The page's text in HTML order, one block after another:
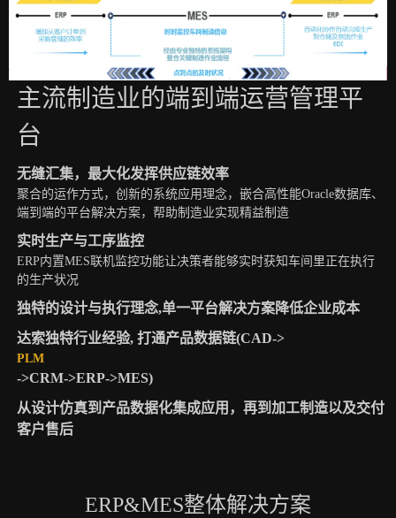
主流制造业的端到端运营管理平
台
无缝汇集，最大化发挥供应链效率
聚合的运作方式，创新的系统应用理念，嵌合高性能Oracle数据库、
端到端的平台解决方案，帮助制造业实现精益制造
实时生产与工序监控
ERP内置MES联机监控功能让决策者能够实时获知车间里正在执行
的生产状况
独特的设计与执行理念,单一平台解决方案降低企业成本
达索独特行业经验, 打通产品数据链(CAD->
PLM
->CRM->ERP->MES)
从设计仿真到产品数据化集成应用，再到加工制造以及交付
客户售后
ERP&MES整体解决方案